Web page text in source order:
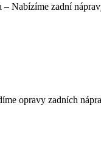
Nabízíme zadní
opravy zadních